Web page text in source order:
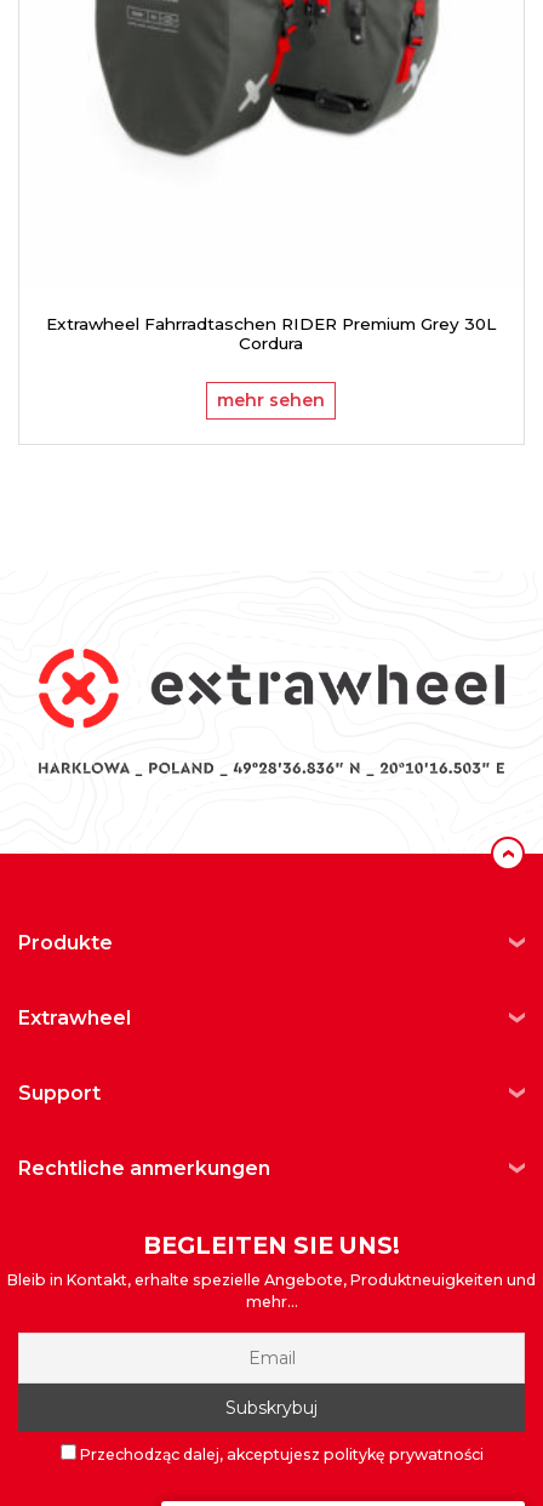
Extrawheel Fahrradtaschen RIDER Premium Grey 30L
Cordura
mehr sehen
‹
produkte
extrawheel
support
rechtliche anmerkungen
BEGLEITEN SIE UNS!
Bleib in Kontakt, erhalte spezielle Angebote, Produktneuigkeiten und
mehr...
Przechodząc dalej, akceptujesz politykę prywatności